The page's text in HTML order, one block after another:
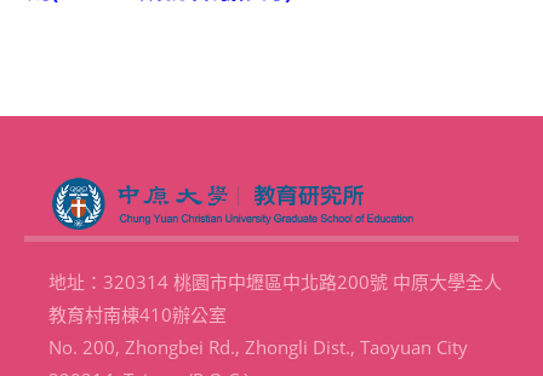
地址：320314 桃園市中壢區中北路200號 中原大學全人
教育村南棟410辦公室
No. 200, Zhongbei Rd., Zhongli Dist., Taoyuan City